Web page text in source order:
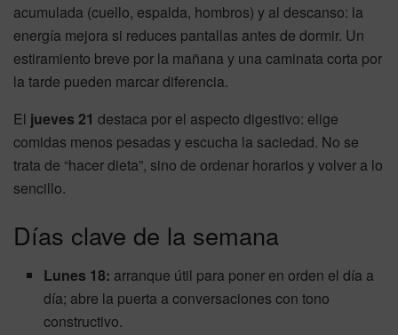
acumulada (cuello, espalda, hombros) y al descanso: la
energía mejora si reduces pantallas antes de dormir. Un
estiramiento breve por la mañana y una caminata corta por
la tarde pueden marcar diferencia.
El jueves 21 destaca por el aspecto digestivo: elige
comidas menos pesadas y escucha la saciedad. No se
trata de “hacer dieta”, sino de ordenar horarios y volver a lo
sencillo.
Días clave de la semana
Lunes 18: arranque útil para poner en orden el día a
día; abre la puerta a conversaciones con tono
constructivo.